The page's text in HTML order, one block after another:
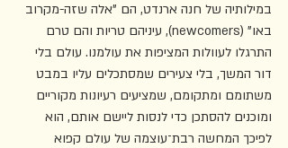
במילותיה של חנה ארנדט, הם "אלה שזה-מקרוב
באו" (newcomers), עיניהם טריות והם טרם
התרגלו לעוולות המציפות את עולמנו. עולם בלי
דור המשך, בלי צעירים שמסתכלים עליו במבט
משתומם ומתקומם, שמציעים רעיונות מקוריים
ומוכנים להסתכן כדי לנסות ליישם אותם, הוא
לפיכך המחשה רבת־עוצמה של עולם קפוא